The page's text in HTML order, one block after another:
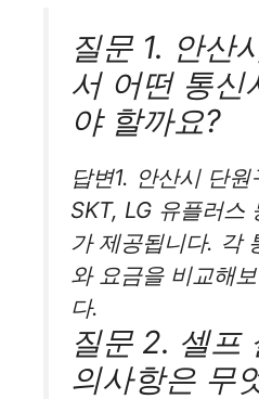
질문 1. 안산
서 어떤 통신
야 할까요?
답변1. 안산시 단
SKT, LG 유플러스
가 제공됩니다. 각
와 요금을 비교해
다.
질문 2. 셀프
의사항은 무